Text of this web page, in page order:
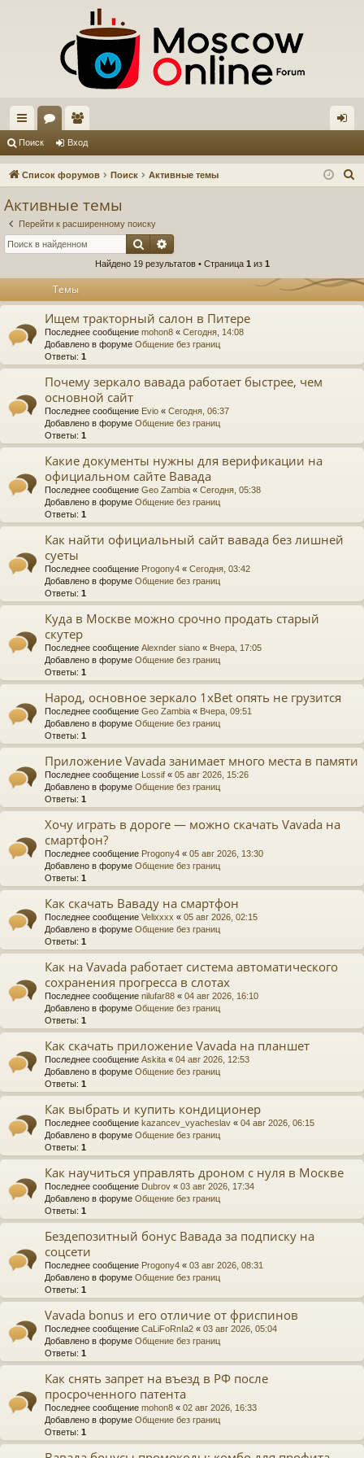
с
ы ум
ол
ьз
ел
д
Поиск Вход
Список форумов Поиск Активные темы
Активные темы
Перейти к расширенному поиску
Поиск
Найдено 19 результатов • Страница 1 из 1
Темы
Ищем тракторный салон в Питере
Последнее сообщение mohon8 « Сегодня, 14:08
Добавлено в форуме Общение без границ
Ответы: 1
Почему зеркало вавада работает быстрее, чем
основной сайт
Последнее сообщение Evio « Сегодня, 06:37
Добавлено в форуме Общение без границ
Ответы: 1
Какие документы нужны для верификации на
официальном сайте Вавада
Последнее сообщение Geo Zambia « Сегодня, 05:38
Добавлено в форуме Общение без границ
Ответы: 1
Как найти официальный сайт вавада без лишней
суеты
Последнее сообщение Progony4 « Сегодня, 03:42
Добавлено в форуме Общение без границ
Ответы: 1
Куда в Москве можно срочно продать старый
скутер
Последнее сообщение Alexnder siano « Вчера, 17:05
Добавлено в форуме Общение без границ
Ответы: 1
Народ, основное зеркало 1xBet опять не грузится
Последнее сообщение Geo Zambia « Вчера, 09:51
Добавлено в форуме Общение без границ
Ответы: 1
Приложение Vavada занимает много места в памяти
Последнее сообщение Lossif « 05 авг 2026, 15:26
Добавлено в форуме Общение без границ
Ответы: 1
Хочу играть в дороге — можно скачать Vavada на
смартфон?
Последнее сообщение Progony4 « 05 авг 2026, 13:30
Добавлено в форуме Общение без границ
Ответы: 1
Как скачать Ваваду на смартфон
Последнее сообщение Velixxxx « 05 авг 2026, 02:15
Добавлено в форуме Общение без границ
Ответы: 1
Как на Vavada работает система автоматического
сохранения прогресса в слотах
Последнее сообщение nilufar88 « 04 авг 2026, 16:10
Добавлено в форуме Общение без границ
Ответы: 1
Как скачать приложение Vavada на планшет
Последнее сообщение Askita « 04 авг 2026, 12:53
Добавлено в форуме Общение без границ
Ответы: 1
Как выбрать и купить кондиционер
Последнее сообщение kazancev_vyacheslav « 04 авг 2026, 06:15
Добавлено в форуме Общение без границ
Ответы: 1
Как научиться управлять дроном с нуля в Москве
Последнее сообщение Dubrov « 03 авг 2026, 17:34
Добавлено в форуме Общение без границ
Ответы: 1
Бездепозитный бонус Вавада за подписку на
соцсети
Последнее сообщение Progony4 « 03 авг 2026, 08:31
Добавлено в форуме Общение без границ
Ответы: 1
Vavada bonus и его отличие от фриспинов
Последнее сообщение CaLiFoRnIa2 « 03 авг 2026, 05:04
Добавлено в форуме Общение без границ
Ответы: 1
Как снять запрет на въезд в РФ после
просроченного патента
Последнее сообщение mohon8 « 02 авг 2026, 16:33
Добавлено в форуме Общение без границ
Ответы: 1